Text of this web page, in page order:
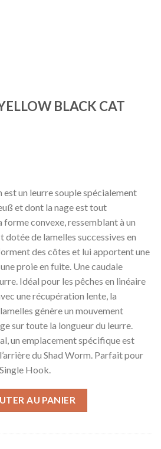
BLACK CAT
est un leurre souple spécialement
et dont la nage est tout
forme convexe, ressemblant à un
dotée de lamelles successives en
des côtes et lui apportent une
proie en fuite. Une caudale
Idéal pour les pêches en linéaire
une récupération lente, la
génère un mouvement
sur toute la longueur du leurre.
un emplacement spécifique est
du Shad Worm. Parfait pour
Hook.
AU PANIER